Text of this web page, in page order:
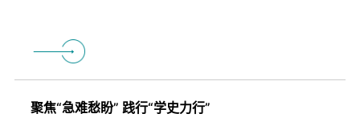
聚焦“急难愁盼” 践行“学史力行”